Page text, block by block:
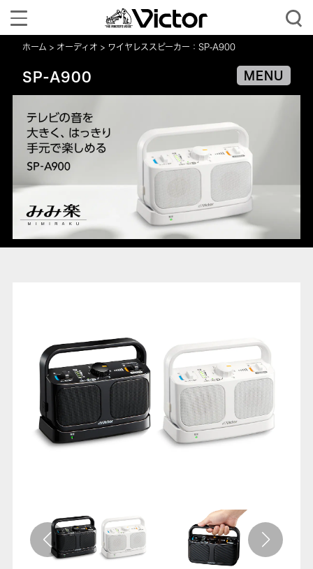
Toggle
navigation
ホーム オーディオ ワイヤレススピーカー：SP-A900
SP-A900 MENU